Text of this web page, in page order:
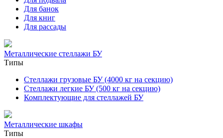
Для банок
Для книг
Для рассады
Металлические стеллажи БУ
Типы
Стеллажи грузовые БУ (4000 кг на секцию)
Стеллажи легкие БУ (500 кг на секцию)
Комплектующие для стеллажей БУ
Металлические шкафы
Типы